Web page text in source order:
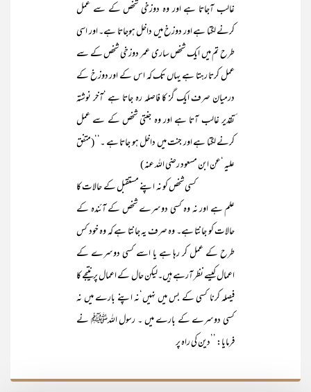
غالب آجاتا ہے اور وہ دوزخی شخص کے سے عمل
کرنے لگتا ہے اور دوزخ میں داخل ہوجاتا ہے۔ اور اسی
طرح تم میں ایک شخص ساری عمر دوزخی شخص کے سے
عمل کرتا رہتا ہے یہاں تک کہ اس کے اور دوزخ کے
درمیان صرف ایک گز کا فاصلہ رہ جاتا ہے ‘آخر نوشتہ
ٔتقدیر غالب آتا ہے اور وہ جنتی شخص کے سے عمل
کرنے لگتا ہے اور جنت میں داخل ہو جاتا ہے ۔‘‘(متفق
علیہ ‘عن ابن مسعود رضی اللہ عنہ )
کسی شخص کو نہ اپنے مستقبل کے حالات کا
علم ہے اور نہ وہ کسی دوسرے شخص کے آئندہ کے
حالات کو جانتا ہے۔ وہ صرف یہ جانتا ہے کہ وہ خود کس
طرح کے عمل کر رہا ہے یا اسے کسی دوسرے کے
اعمال کیسے نظر آرہے ہیں۔لیکن حال کے اعمال پر نتیجے کا
فیصلہ کرنا کسی کے بس میں نہیں‘نہ اپنے بارے میں نہ
کسی دوسرے کے بارے میں ۔ رسول اللہﷺ نے
فرمایا: ’’دین کی راہ پر